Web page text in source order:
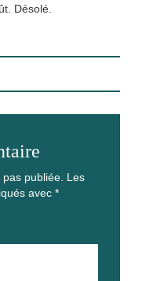
Désolé.
publiée. Les
avec *